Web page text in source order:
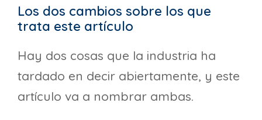
Los dos cambios sobre los que
trata este artículo
Hay dos cosas que la industria ha
tardado en decir abiertamente, y este
artículo va a nombrar ambas.